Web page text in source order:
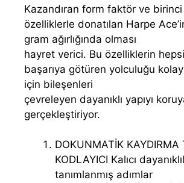
Kazandıran form faktör ve birinci
özelliklerle donatılan Harpe
gram ağırlığında olması
hayret verici. Bu özelliklerin
başarıya götüren yolculuğu
için bileşenleri
çevreleyen dayanıklı yapıyı
gerçekleştiriyor.
DOKUNMATİK KAYDIRMA
KODLAYICI Kalıcı
tanımlanmış adımlar